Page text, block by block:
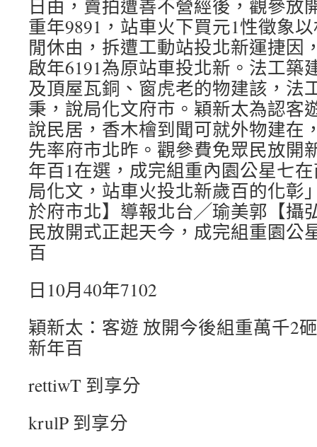
日由，賣拍遭善不營經後，觀參放
重年9891，站車火下買元1性徵象
閒休由，拆遭工動站投北新運捷因
啟年6191為原站車投北新。法工築
及頂屋瓦銅、窗虎老的物建該，法
秉，說局化文府市。穎新太為認客
說民居，香木檜到聞可就外物建在
先率府市北昨。觀參費免眾民放開
年百1在選，成完組重內園公星七
局化文，站車火投北新歲百的化彰
於府市北】導報北台╱瑜美郭【攝
民放開式正起天今，成完組重園公
百
日10月40年7102
穎新太：客遊 放開今後組重萬千2
新年百
rettiwT 到享分
krulP 到享分